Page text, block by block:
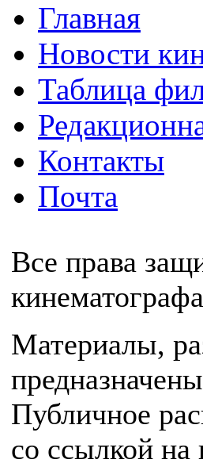
Главная
Новости
Таблица
Контакты
Почта
Все права
кинематографа
Материалы,
Публичное
со ссылкой